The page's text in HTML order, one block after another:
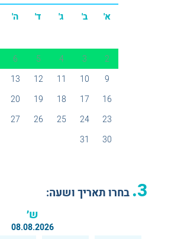
א' ב' ג' ד' ה'
2
3
4
5
6
9
10
11
12
13
16
17
18
19
20
23
24
25
26
27
30
31
3. בחרו תאריך ושעה:
ש׳
08.08.2026